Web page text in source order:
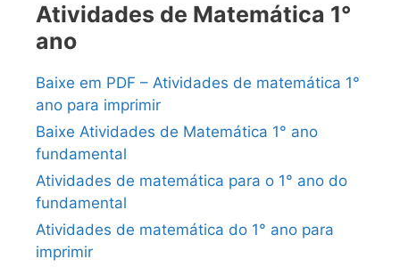
Atividades de Matemática 1°
ano
Baixe em PDF – Atividades de matemática 1°
ano para imprimir
Baixe Atividades de Matemática 1° ano
fundamental
Atividades de matemática para o 1° ano do
fundamental
Atividades de matemática do 1° ano para
imprimir